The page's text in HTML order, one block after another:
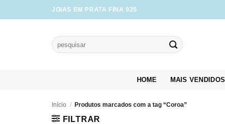
to
JOIAS EM PRATA FINA 925
Pesquisar
por:
HOME MAIS VENDIDOS
Início / Produtos marcados com a tag “Coroa”
FILTRAR